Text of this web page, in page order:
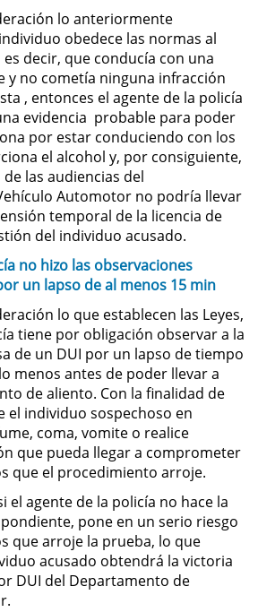
de Restricción
de Restricción
de Restricción Temporal
Venganza
Información Dañina en
de Menores
de una Orden de
on a Public Official
with a Deadly Weapon
On A Peace Officer
with Serious Bodily Injury
Assault
lo anteriormente
obedece las normas al
decir, que conducía con una
y no cometía ninguna infracción
, entonces el agente de la policía
evidencia probable para poder
por estar conduciendo con los
el alcohol y, por consiguiente,
las audiencias del
Automotor no podría llevar
temporal de la licencia de
del individuo acusado.
no hizo las observaciones
un lapso de al menos 15 min
lo que establecen las Leyes,
tiene por obligación observar a la
de un DUI por un lapso de tiempo
menos antes de poder llevar a
de aliento. Con la finalidad de
el individuo sospechoso en
coma, vomite o realice
que pueda llegar a comprometer
que el procedimiento arroje.
el agente de la policía no hace la
pone en un serio riesgo
que arroje la prueba, lo que
acusado obtendrá la victoria
DUI del Departamento de